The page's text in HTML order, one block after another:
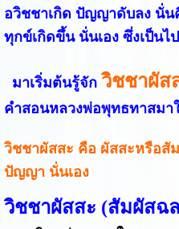
อวิชชาเกิด ปัญญาดับลง นั่
ทุกข์เกิดขึ้น นั่นเอง ซึ่งเป็น
มาเริ่มต้นรู้จัก วิชชาผัส
คำสอนหลวงพ่อพุทธทาสมา
วิชชาผัสสะ คือ ผัสสะหรือสั
ปัญญา นั่นเอง
วิชชาผัสสะ (สัมผัสฉ